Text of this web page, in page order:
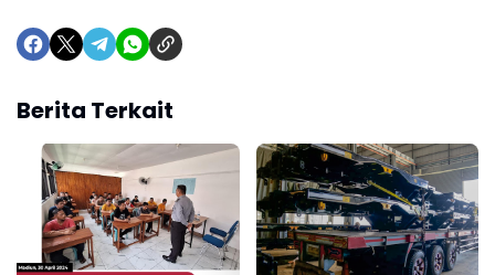
Berita Terkait